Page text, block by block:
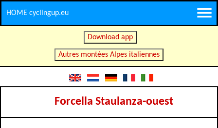
HOME cyclingup.eu
Download app
Autres montées Alpes italiennes
Forcella Staulanza-ouest